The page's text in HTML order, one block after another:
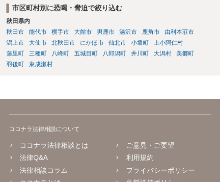
市区町村別に恐喝・脅迫で絞り込む
秋田県内
秋田市
能代市 横手市 大館市 男鹿市 湯沢市 鹿角市
由利本荘市
潟上市
大仙市 北秋田市 にかほ市 仙北市 小坂町
上小阿仁村
藤里町
三種町 八峰町 五城目町 八郎潟町 井川町 大潟村
美郷町
羽後町
東成瀬村
ココナラ法律相談について
ココナラ法律相談とは
法律Q&A
法律相談コラム
ご意見・ご要望
利用規約
プライバシーポリシー